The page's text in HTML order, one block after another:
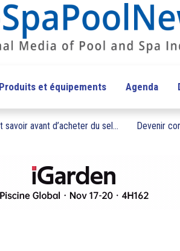
Produits et équipements Agenda
savoir avant d’acheter du sel... Devenir